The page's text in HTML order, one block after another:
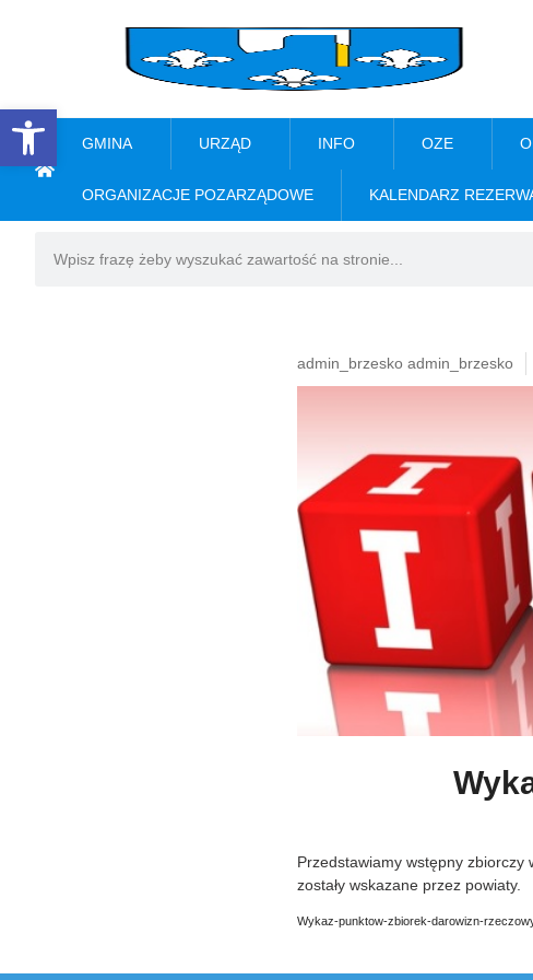
Open toolbar
GMINA URZĄD INFO OZE
ORGANIZACJE POZARZĄDOWE KALENDARZ
admin_brzesko admin_brzesko
Przedstawiamy wstępny
zostały wskazane przez powiaty.
Wykaz-punktow-zbiorek-darowizn-